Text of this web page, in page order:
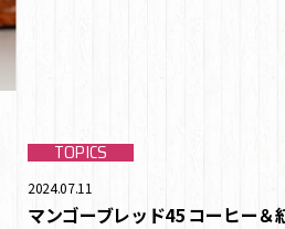
TOPICS
2024.07.11
マンゴーブレッド45 コーヒー＆